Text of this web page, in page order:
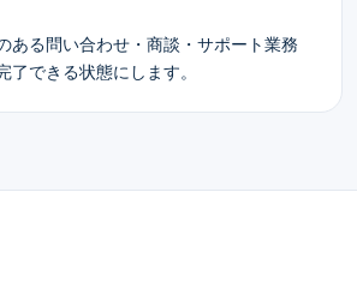
ある問い合わせ・商談・サポート業務
了できる状態にします。